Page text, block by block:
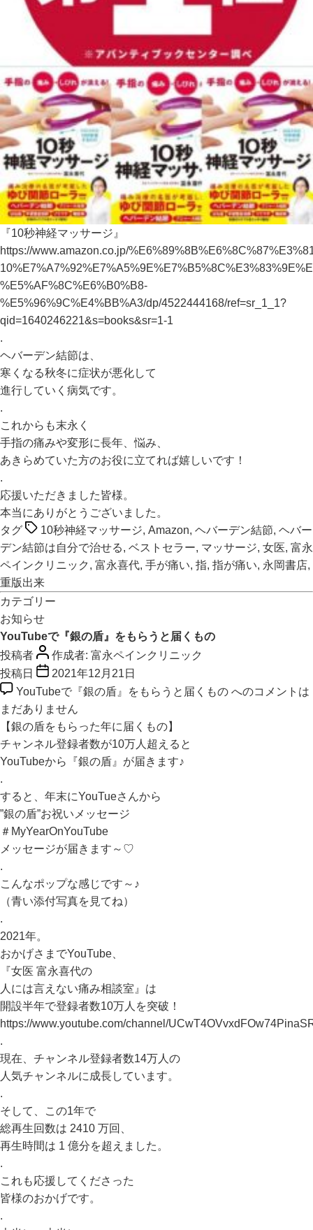
『10秒神経マッサージ』
https://www.amazon.co.jp/
%E5%AF%8C%E6%B0%B8-
%E5%96%9C%E4%BB%A3/dp/4522444168/ref=sr_1_1?
qid=1640246221&s=books&sr=1-1
.
ヘバーデン結節は、
寒くなる秋冬に症状が悪化して
進行していく病気です。
.
これからも末永く
手指の痛みや変形に長年、悩み、
あきらめていた方のお役に立てれば嬉しいです！
.
応援いただきました皆様。
本当にありがとうございました。
タグ
10秒神経マッサージ, Amazon, ヘバーデン結節, ヘバー
デン結節は自分で治せる, ベストセラー, マッサージ, 女医, 富永
ペインクリニック , 富永喜代, 手が痛い, 指, 指が痛い, 永岡書店,
重版出来
カテゴリー
お知らせ
YouTubeで『銀の盾』をもらうと届くもの
投稿者
作成者: 富永ペインクリニック
投稿日
2021年12月21日
YouTubeで『銀の盾』をもらうと届くもの へのコメントは
まだありません
【銀の盾をもらった年に届くもの】
チャンネル登録者数が10万人超えると
YouTubeから『銀の盾』が届きます♪
.
すると、年末にYouTueさんから
”銀の盾”お祝いメッセージ
＃MyYearOnYouTube
メッセージが届きます～♡
.
こんなポップな感じです～♪
（青い添付写真を見てね）
.
2021年。
おかげさまでYouTube、
『女医 富永喜代の
人には言えない痛み相談室』は
開設半年で登録者数10万人を突破！
https://www.youtube.com/channel/
.
現在、チャンネル登録者数14万人の
人気チャンネルに成長しています。
.
そして、この1年で
総再生回数は 2410 万回、
再生時間は 1 億分を超えました。
.
これも応援してくださった
皆様のおかげです。
.